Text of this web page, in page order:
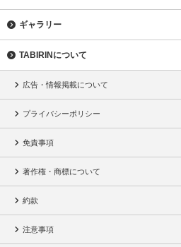
ギャラリー
TABIRINについて
広告・情報掲載について
プライバシーポリシー
免責事項
著作権・商標について
約款
注意事項